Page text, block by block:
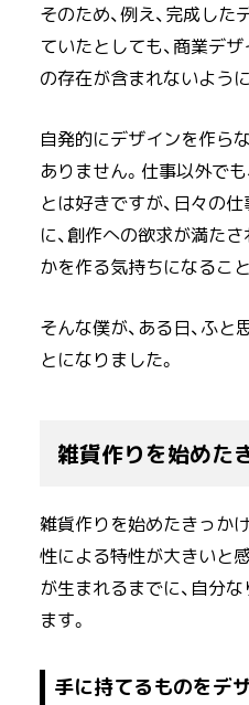
そのため、例え、完成し
ていたとしても、商業デ
の存在が含まれないよう
自発的にデザインを作ら
ありません。仕事以外で
とは好きですが、日々の
に、創作への欲求が満た
かを作る気持ちになるこ
そんな僕が、ある日、ふ
とになりました。
雑貨作りを始めた
雑貨作りを始めたきっか
性による特性が大きいと
が生まれるまでに、自分
ます。
手に持てるものをデ